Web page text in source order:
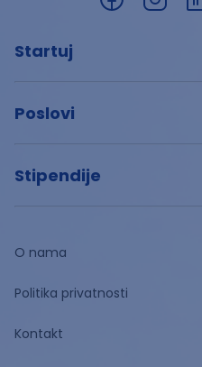
Startuj
Poslovi
Stipendije
O nama
Politika privatnosti
Kontakt